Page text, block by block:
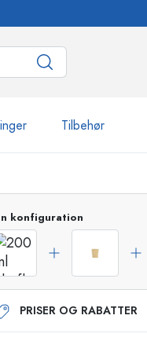
Tilbehør
konfiguration
PRISER OG RABATTER